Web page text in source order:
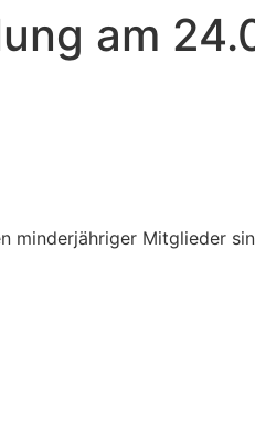
am
minderjähriger Mitglieder